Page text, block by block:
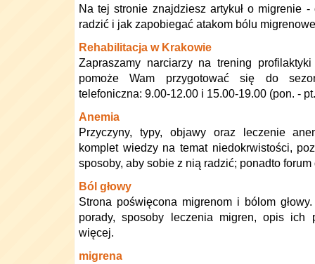
Na tej stronie znajdziesz artykuł o migrenie
radzić i jak zapobiegać atakom bólu
Rehabilitacja w Krakowie
Zapraszamy narciarzy na trening
pomoże Wam przygotować się do
telefoniczna: 9.00-12.00 i 15.00-19.00 (pon. -
Anemia
Przyczyny, typy, objawy oraz leczenie
komplet wiedzy na temat niedokrwistości,
sposoby, aby sobie z nią radzić; ponadto
Ból głowy
Strona poświęcona migrenom i bólom
porady, sposoby leczenia migren, opis ich
więcej.
migrena